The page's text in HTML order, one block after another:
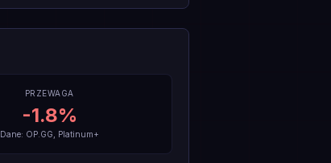
PRZEWAGA
-1.8%
Dane: OP.GG, Platinum+